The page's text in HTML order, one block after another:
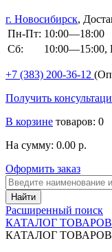
г. Новосибирск,
Пн-Пт: 10:00—18:00
Сб:
10:00—15:00,
+7 (383) 200-36-12
Получить
В корзине товаров: 0
На сумму: 0.00 р.
Оформить заказ
Расширенный поиск
КАТАЛОГ ТОВАРОВ
КАТАЛОГ ТОВАРОВ